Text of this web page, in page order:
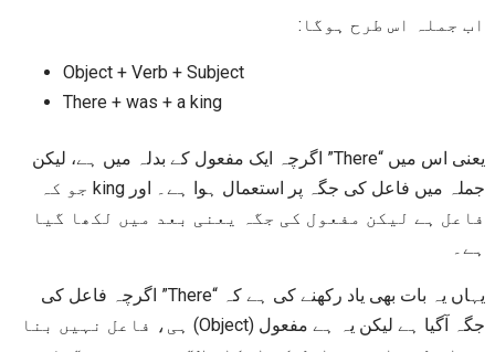
اب جملہ اس طرح ہوگا:
Object + Verb + Subject
There + was + a king
یعنی اس میں “There” اگرچہ ایک مفعول کے بدلہ میں ہے، لیکن
جملہ میں فاعل کی جگہ پر استعمال ہوا ہے۔ اور king جو کہ
فاعل ہے لیکن مفعول کی جگہ یعنی بعد میں لکھا گیا
ہے۔
یہاں یہ بات بھی یاد رکھنے کی ہے کہ “There” اگرچہ فاعل کی
جگہ آگیا ہے لیکن یہ ہے مفعول (Object) ہی، فاعل نہیں بنا